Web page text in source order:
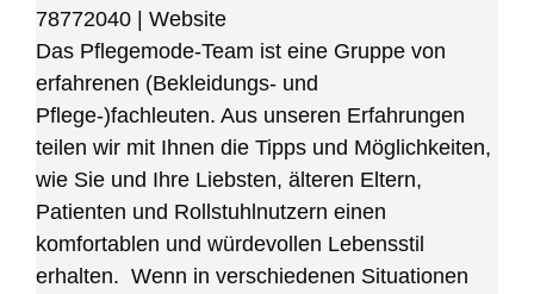
78772040 | Website
Das Pflegemode-Team ist eine Gruppe von
erfahrenen (Bekleidungs- und
Pflege-)fachleuten. Aus unseren Erfahrungen
teilen wir mit Ihnen die Tipps und Möglichkeiten,
wie Sie und Ihre Liebsten, älteren Eltern,
Patienten und Rollstuhlnutzern einen
komfortablen und würdevollen Lebensstil
erhalten. Wenn in verschiedenen Situationen